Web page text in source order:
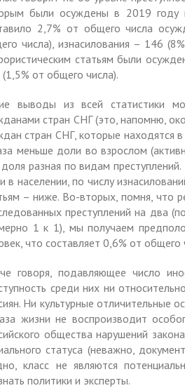
были осуждены в 2019 году
2,7% от общего числа
числа), изнасилования – 146
статьям были
от общего числа).
выводы из всей статистики
стран СНГ (это, напомню,
стран СНГ, которые находятся
меньше доли во взрослом
разная по видам
в населении, по числу
– ниже. Во-вторых, помня, что
преступлений на два
1 к 1), мы получаем
что составляет 0,6% от
говоря, подавляющее число
среди них ни
Ни культурные отличительные
жизни не воспроизводит
общества нарушений
статуса (неважно,
класс не являются
политики и эксперты.